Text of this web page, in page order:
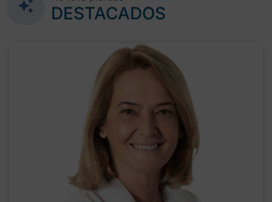
DESTACADOS